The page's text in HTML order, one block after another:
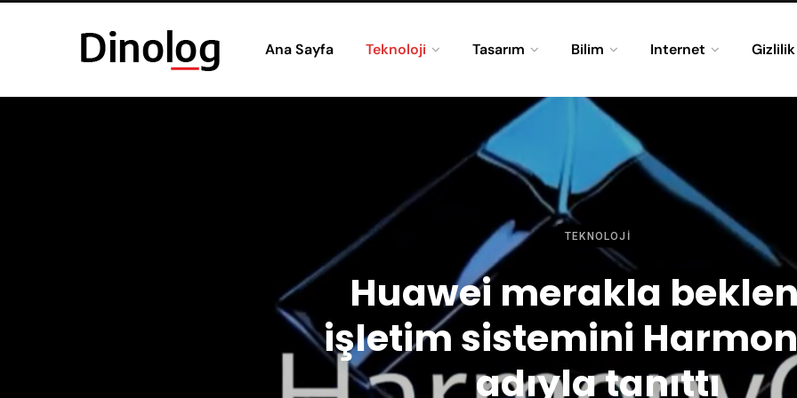
Ana Sayfa Teknoloji Tasarım Bilim Internet
TEKNOLOJI
Huawei merakla
işletim sistemini
adıyla tanıttı